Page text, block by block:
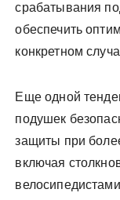
срабатывания
обеспечить
конкретном
Еще одной
подушек
защиты при
включая